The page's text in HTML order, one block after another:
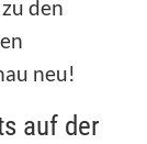
den
neu!
auf der